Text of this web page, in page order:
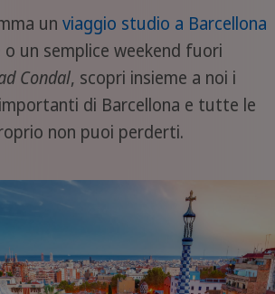
un viaggio studio a Barcellona
un semplice weekend fuori
Condal, scopri insieme a noi i
di Barcellona e tutte le
non puoi perderti.